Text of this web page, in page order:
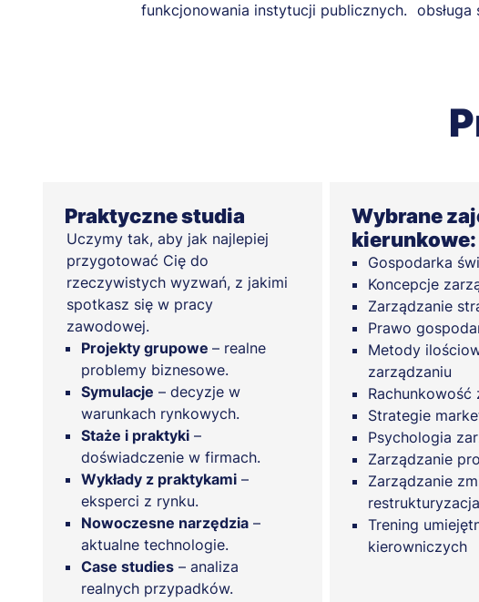
funkcjonowania instytucji publicznych.
Praktyczne studia
Uczymy tak, aby jak najlepiej
przygotować Cię do
rzeczywistych wyzwań, z jakimi
spotkasz się w pracy
zawodowej.
Projekty grupowe – realne
problemy biznesowe.
Symulacje – decyzje w
warunkach rynkowych.
Staże i praktyki –
doświadczenie w firmach.
Wykłady z praktykami –
eksperci z rynku.
Nowoczesne narzędzia –
aktualne technologie.
Case studies – analiza
realnych przypadków.
Wybrane
kierunkowe:
Gospodarka
Koncepcje
Zarządzanie
Prawo
Metody
zarządzaniu
Rachunkowość
Strategie
Psychologia
Zarządzanie
Zarządzanie
restrukturyzacja
Trening
kierowniczych